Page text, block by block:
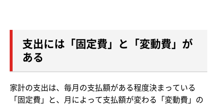
支出には「固定費」と「変動費」が
ある
家計の支出は、毎月の支払額がある程度決まっている
「固定費」と、月によって支払額が変わる「変動費」の